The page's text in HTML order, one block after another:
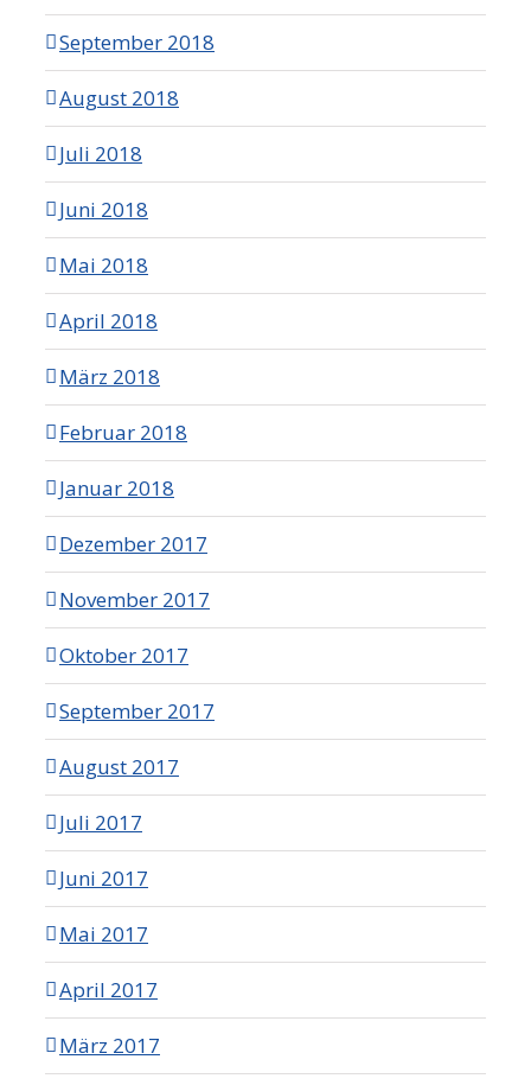
September 2018
August 2018
Juli 2018
Juni 2018
Mai 2018
April 2018
März 2018
Februar 2018
Januar 2018
Dezember 2017
November 2017
Oktober 2017
September 2017
August 2017
Juli 2017
Juni 2017
Mai 2017
April 2017
März 2017